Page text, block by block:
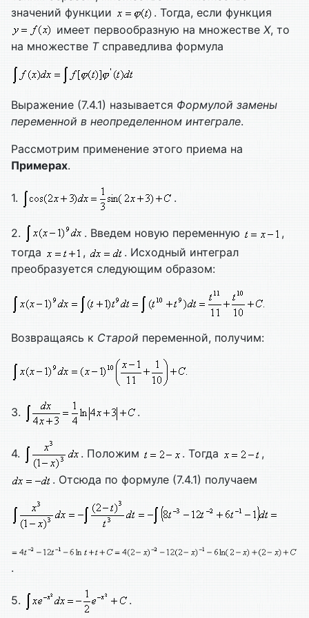
значений функции
. Тогда, если функция
имеет первообразную на множестве Х, то
на множестве Тсправедлива формула
Выражение (7.4.1) называется Формулой замены
переменной в неопределенном интеграле.
Рассмотрим применение этого приема на
Примерах.
1. .
2. . Введем новую переменную
,
тогда
,
. Исходный интеграл
преобразуется следующим образом:
Возвращаясь к Старой переменной, получим:
3. .
4. . Положим . Тогда
,
. Отсюда по формуле (7.4.1) получаем
.
5. .